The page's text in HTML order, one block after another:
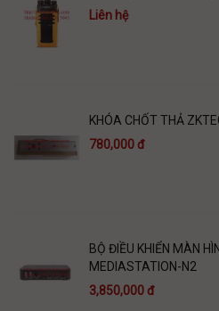
Liên hệ
KHÓA CHỐT THẢ
780,000 đ
BỘ ĐIỀU KHIỂN MÀN
MEDIASTATION-N2
3,850,000 đ